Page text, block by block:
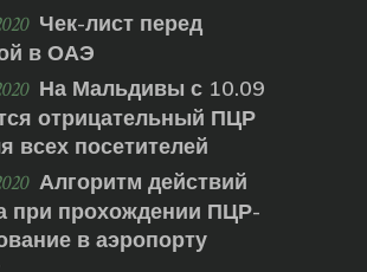
Чек-лист перед
в ОАЭ
На Мальдивы с 10.09
отрицательный ПЦР
всех посетителей
Алгоритм действий
при прохождении ПЦР-
в аэропорту